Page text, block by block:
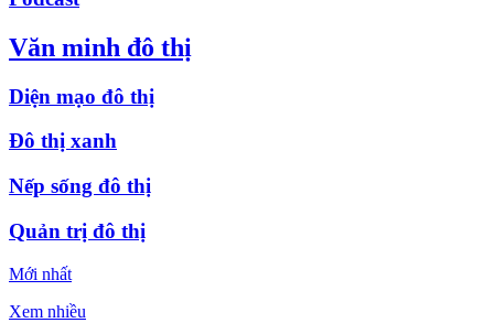
Văn minh đô thị
Diện mạo đô thị
Đô thị xanh
Nếp sống đô thị
Quản trị đô thị
Mới nhất
Xem nhiều